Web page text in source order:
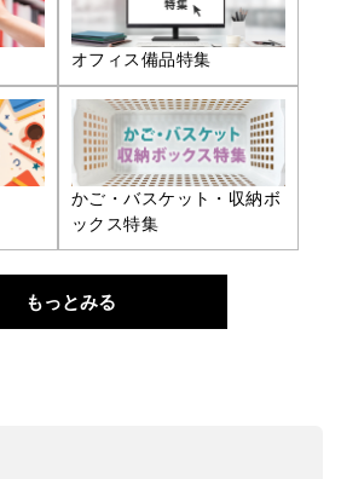
オフィス備品特集
かご・バスケット・収納ボ
ックス特集
もっとみる